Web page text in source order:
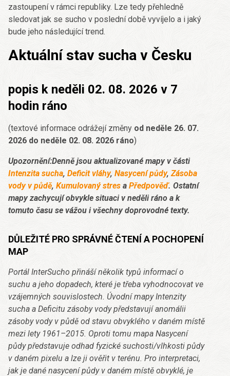
zastoupení v rámci republiky. Lze tedy přehledně
sledovat jak se sucho v poslední době vyvíjelo a i jaký
bude jeho následující trend.
Aktuální stav sucha v Česku
popis k neděli 02. 08. 2026 v 7
hodin ráno
(textové informace odrážejí změny od neděle 26. 07.
2026 do neděle 02. 08. 2026 ráno)
Upozornění:Denně jsou aktualizované mapy v části
Intenzita sucha, Deficit vláhy, Nasycení půdy, Zásoba
vody v půdě, Kumulovaný stres a Předpověď. Ostatní
mapy zachycují obvykle situaci v neděli ráno a k
tomuto času se vážou i všechny doprovodné texty.
DŮLEŽITÉ PRO SPRÁVNÉ ČTENÍ A POCHOPENÍ
MAP
Portál InterSucho přináší několik typů informací o
suchu a jeho dopadech, které je třeba vyhodnocovat ve
vzájemných souvislostech. Úvodní mapy Intenzity
sucha a Deficitu zásoby vody představují anomálii
zásoby vody v půdě od stavu obvyklého v daném místě
mezi lety 1961–2015. Oproti tomu mapa Nasycení
půdy představuje odhad fyzické suchosti/vlhkosti půdy
v daném pixelu a lze ji ověřit v terénu. Pro interpretaci,
jak je dané nasycení půdy v daném místě obvyklé, je